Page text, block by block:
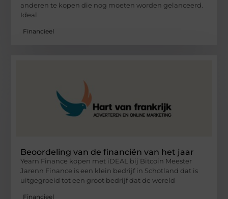
anderen te kopen die nog moeten worden gelanceerd.
Ideal
Financieel
Beoordeling van de financiën van het jaar
Yearn Finance kopen met iDEAL bij Bitcoin Meester
Jarenn Finance is een klein bedrijf in Schotland dat is
uitgegroeid tot een groot bedrijf dat de wereld
Financieel